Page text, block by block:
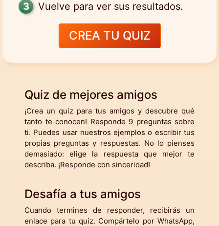
Vuelve para ver sus resultados.
CREA TU QUIZ
Quiz de mejores amigos
¡Crea un quiz para tus amigos y descubre qué
tanto te conocen! Responde 9 preguntas sobre
ti. Puedes usar nuestros ejemplos o escribir tus
propias preguntas y respuestas. No lo pienses
demasiado: elige la respuesta que mejor te
describa. ¡Responde con sinceridad!
Desafía a tus amigos
Cuando termines de responder, recibirás un
enlace para tu quiz. Compártelo por WhatsApp,